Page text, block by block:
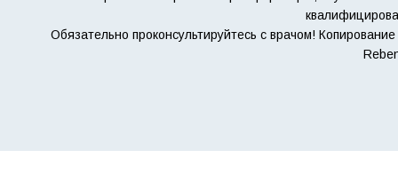
Обязательно проконсультируйтесь с врачом!